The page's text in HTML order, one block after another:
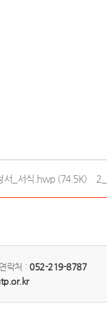
서_서식.hwp (74.5K)
연락처 :052-219-8787